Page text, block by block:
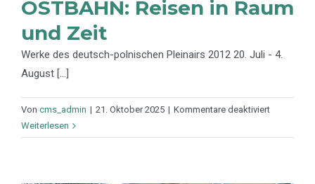
OSTBAHN: Reisen in Raum
und Zeit
Werke des deutsch-polnischen Pleinairs 2012 20. Juli - 4.
August [...]
Von cms_admin | 21. Oktober 2025 | Kommentare deaktiviertfür
Reisen
Weiterlesen